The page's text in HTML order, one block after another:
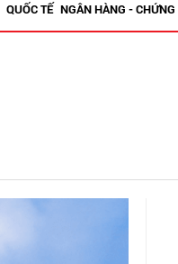
QUỐC TẾ NGÂN HÀNG -